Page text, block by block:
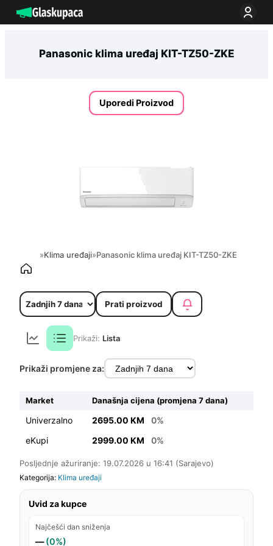
na
Panasonic klima uređaj KIT-TZ50-ZKE
Uporedi Proizvod
»Klima uređaji»Panasonic klima uređaj KIT-TZ50-ZKE
Prati proizvod
Prikaži: Lista
Prikaži promjene za:
Market Današnja cijena (promjena 7 dana)
Univerzalno 2695.00 KM
0%
eKupi
2999.00 KM 0%
Posljednje ažuriranje: 19.07.2026 u 16:41 (Sarajevo)
Kategorija: Klima uređaji
Uvid za kupce
Najčešći dan sniženja
—(0%)